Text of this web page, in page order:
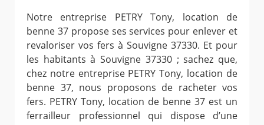
Notre entreprise PETRY Tony, location de
benne 37 propose ses services pour enlever et
revaloriser vos fers à Souvigne 37330. Et pour
les habitants à Souvigne 37330 ; sachez que,
chez notre entreprise PETRY Tony, location de
benne 37, nous proposons de racheter vos
fers. PETRY Tony, location de benne 37 est un
ferrailleur professionnel qui dispose d’une